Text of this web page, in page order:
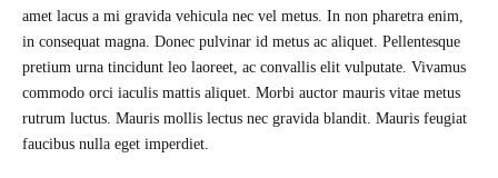
amet lacus a mi gravida vehicula nec vel metus. In non pharetra enim,
in consequat magna. Donec pulvinar id metus ac aliquet. Pellentesque
pretium urna tincidunt leo laoreet, ac convallis elit vulputate. Vivamus
commodo orci iaculis mattis aliquet. Morbi auctor mauris vitae metus
rutrum luctus. Mauris mollis lectus nec gravida blandit. Mauris feugiat
faucibus nulla eget imperdiet.